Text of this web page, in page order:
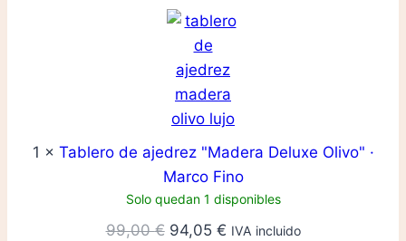
Europa
de
ajedrez
"Madera
Deluxe
Olivo"
Marco
Fino
1 × Tablero de ajedrez "Madera Deluxe Olivo" ·
Marco Fino
Solo quedan 1 disponibles
99,00€ El
94,05 €ElIVA incluido